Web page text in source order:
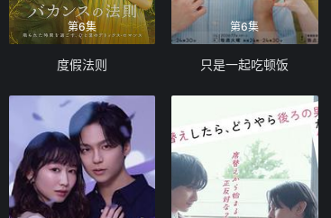
第6集
度假法则
第6集
只是一起吃顿饭